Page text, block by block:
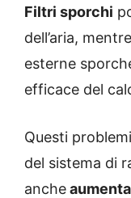
Filtri sporchi
dell’aria,
esterne
efficace del
Questi
del sistema di
anche